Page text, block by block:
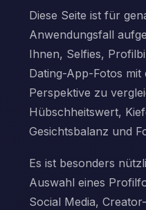
Diese Seite ist für
Anwendungsfall
Ihnen, Selfies,
Dating-App-Fotos mit
Perspektive zu
Hübschheitswert,
Gesichtsbalanz und
Es ist besonders
Auswahl eines
Social Media,